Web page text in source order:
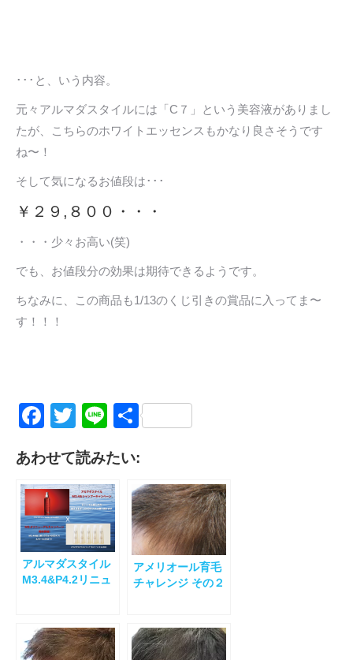
･･･と、いう内容。
元々アルマダスタイルには「C７」という美容液がありまし
たが、こちらのホワイトエッセンスもかなり良さそうです
ね〜！
そして気になるお値段は･･･
￥２９,８００・・・
・・・少々お高い(笑)
でも、お値段分の効果は期待できるようです。
ちなみに、この商品も1/13のくじ引きの賞品に入ってま〜
す！！！
Facebook
Twitter
Line共
あわせて読みたい:
アルマダスタイル
M3.4&P4.2リニュ
アメリオール育毛
チャレンジ その２